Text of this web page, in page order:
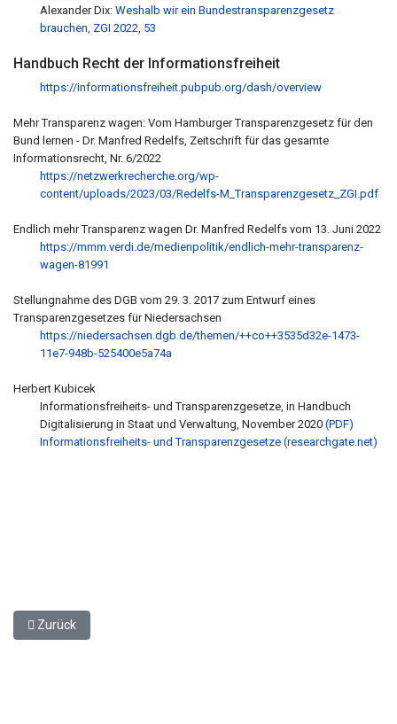
Alexander Dix: Weshalb wir ein Bundestransparenzgesetz
brauchen, ZGI 2022, 53
Handbuch Recht der Informationsfreiheit
https://informationsfreiheit.pubpub.org/dash/overview
Mehr Transparenz wagen: Vom Hamburger Transparenzgesetz für den
Bund lernen - Dr. Manfred Redelfs, Zeitschrift für das gesamte
Informationsrecht, Nr. 6/2022
https://netzwerkrecherche.org/wp-
content/uploads/2023/03/Redelfs-M_Transparenzgesetz_ZGI.pdf
Endlich mehr Transparenz wagen Dr. Manfred Redelfs vom 13. Juni 2022
https://mmm.verdi.de/medienpolitik/endlich-mehr-transparenz-
wagen-81991
Stellungnahme des DGB vom 29. 3. 2017 zum Entwurf eines
Transparenzgesetzes für Niedersachsen
https://niedersachsen.dgb.de/themen/++co++3535d32e-1473-
11e7-948b-525400e5a74a
Herbert Kubicek
Informationsfreiheits- und Transparenzgesetze, in Handbuch
Digitalisierung in Staat und Verwaltung, November 2020 (PDF)
Informationsfreiheits- und Transparenzgesetze (researchgate.net)
Vorheriger Beitrag: Informationsfreiheits- und
Zurück